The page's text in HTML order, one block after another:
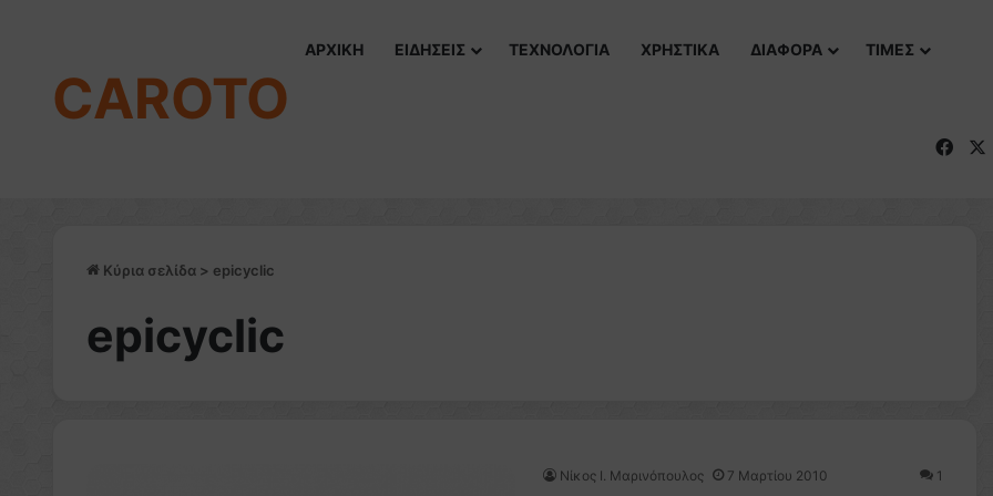
CAROTO
ΑΡΧΙΚΗ ΕΙΔΗΣΕΙΣ ΤΕΧΝΟΛΟΓΙΑ ΧΡΗΣΤΙΚΑ ΔΙΑΦΟΡΑ ΤΙΜΕΣ
Κύρια σελίδα > epicyclic
epicyclic
Nίκος Ι. Mαρινόπουλος 7 Μαρτίου 2010 1